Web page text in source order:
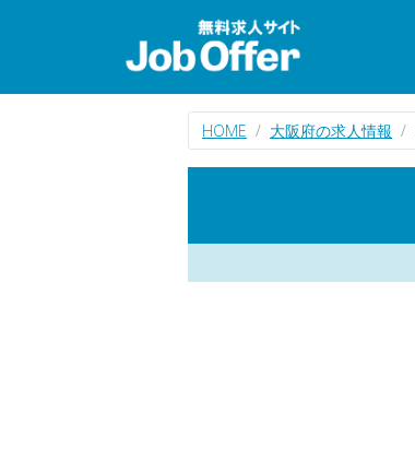
HOME 大阪府の求人情報